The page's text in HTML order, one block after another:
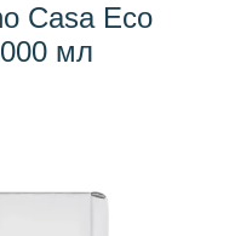
Casa Eco
мл